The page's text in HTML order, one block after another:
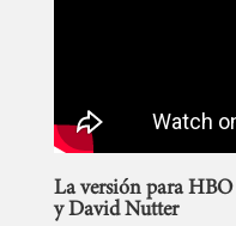
La versión para
y David Nutter